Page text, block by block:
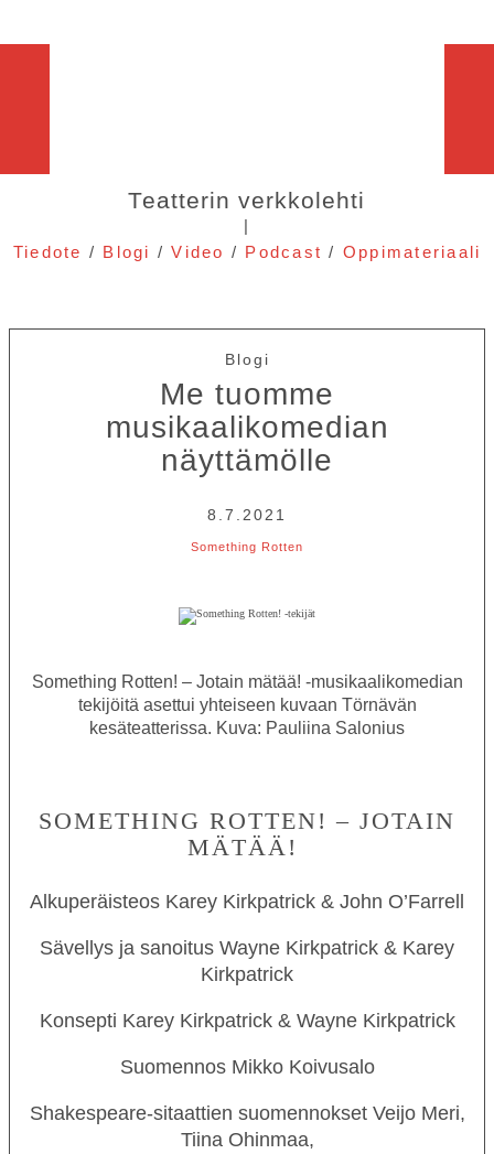
Teatterin verkkolehti
|
Tiedote / Blogi /Video / Podcast / Oppimateriaali
Blogi
Me tuomme
musikaalikomedian
näyttämölle
8.7.2021
Something Rotten
Something Rotten! – Jotain mätää! -musikaalikomedian
tekijöitä asettui yhteiseen kuvaan Törnävän
kesäteatterissa. Kuva: Pauliina Salonius
SOMETHING ROTTEN! – JOTAIN
MÄTÄÄ!
Alkuperäisteos Karey Kirkpatrick & John O’Farrell
Sävellys ja sanoitus Wayne Kirkpatrick & Karey
Kirkpatrick
Konsepti Karey Kirkpatrick & Wayne Kirkpatrick
Suomennos Mikko Koivusalo
Shakespeare-sitaattien suomennoksetVeijo Meri,
Tiina Ohinmaa,